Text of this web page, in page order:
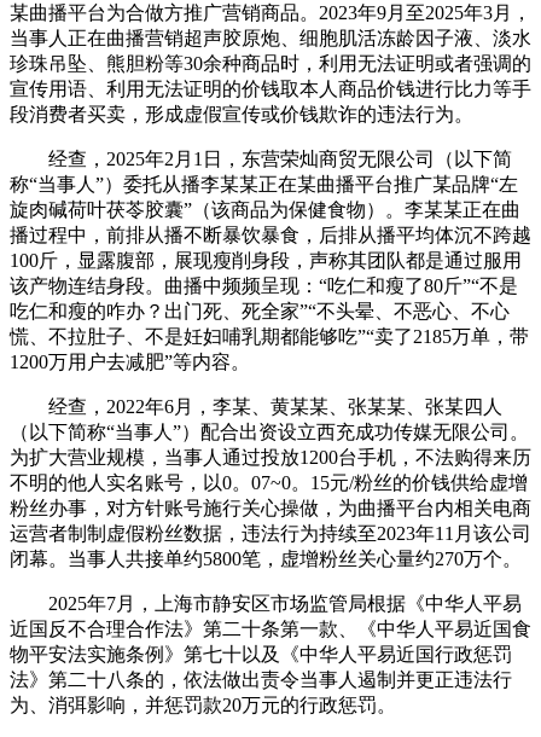
某曲播平台为合做方推广营销商品。2023年9月至2025年3月，
当事人正在曲播营销超声胶原炮、细胞肌活冻龄因子液、淡水
珍珠吊坠、熊胆粉等30余种商品时，利用无法证明或者强调的
宣传用语、利用无法证明的价钱取本人商品价钱进行比力等手
段消费者买卖，形成虚假宣传或价钱欺诈的违法行为。
经查，2025年2月1日，东营荣灿商贸无限公司（以下简
称“当事人”）委托从播李某某正在某曲播平台推广某品牌“左
旋肉碱荷叶茯苓胶囊”（该商品为保健食物）。李某某正在曲
播过程中，前排从播不断暴饮暴食，后排从播平均体沉不跨越
100斤，显露腹部，展现瘦削身段，声称其团队都是通过服用
该产物连结身段。曲播中频频呈现：“吃仁和瘦了80斤”“不是
吃仁和瘦的咋办？出门死、死全家”“不头晕、不恶心、不心
慌、不拉肚子、不是妊妇哺乳期都能够吃”“卖了2185万单，带
1200万用户去减肥”等内容。
经查，2022年6月，李某、黄某某、张某某、张某四人
（以下简称“当事人”）配合出资设立西充成功传媒无限公司。
为扩大营业规模，当事人通过投放1200台手机，不法购得来历
不明的他人实名账号，以0。07~0。15元/粉丝的价钱供给虚增
粉丝办事，对方针账号施行关心操做，为曲播平台内相关电商
运营者制制虚假粉丝数据，违法行为持续至2023年11月该公司
闭幕。当事人共接单约5800笔，虚增粉丝关心量约270万个。
2025年7月，上海市静安区市场监管局根据《中华人平易
近国反不合理合作法》第二十条第一款、《中华人平易近国食
物平安法实施条例》第七十以及《中华人平易近国行政惩罚
法》第二十八条的，依法做出责令当事人遏制并更正违法行
为、消弭影响，并惩罚款20万元的行政惩罚。